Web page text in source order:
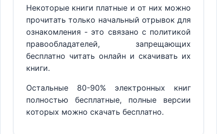
Некоторые книги платные и от них можно
прочитать только начальный отрывок для
ознакомления - это связано с политикой
правообладателей, запрещающих
бесплатно читать онлайн и скачивать их
книги.
Остальные 80-90% электронных книг
полностью бесплатные, полные версии
которых можно скачать бесплатно.